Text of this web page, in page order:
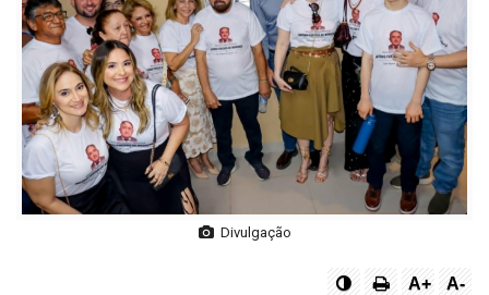
Divulgação
A+ A-